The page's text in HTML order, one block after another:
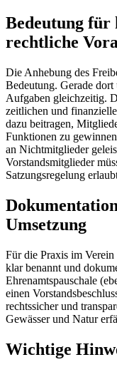
Bedeutung für
rechtliche
Die Anhebung des
Bedeutung. Gerade
Aufgaben gleichzeitig.
zeitlichen und
dazu beitragen,
Funktionen zu
an Nichtmitglieder
Vorstandsmitglieder
Satzungsregelung
Umsetzung
Für die Praxis im
klar benannt und
Ehrenamtspauschale
einen
rechtssicher und
Gewässer und Natur
Wichtige